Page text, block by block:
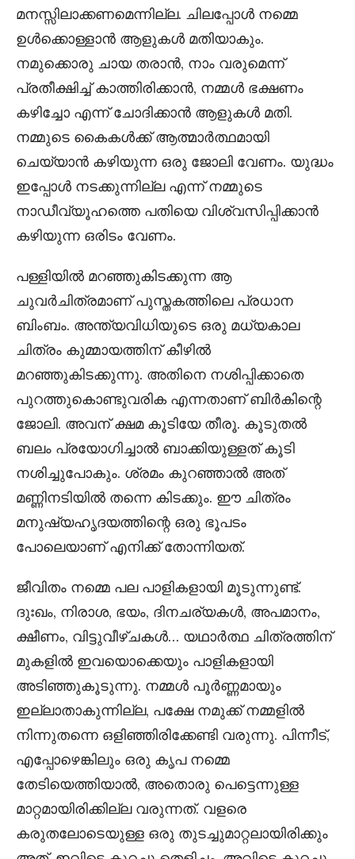
മനസ്സിലാക്കണമെന്നില്ല. ചിലപ്പോൾ നമ്മെ
ഉൾക്കൊള്ളാൻ ആളുകൾ മതിയാകും.
നമുക്കൊരു ചായ തരാൻ, നാം വരുമെന്ന്
പ്രതീക്ഷിച്ച് കാത്തിരിക്കാൻ, നമ്മൾ ഭക്ഷണം
കഴിച്ചോ എന്ന് ചോദിക്കാൻ ആളുകൾ മതി.
നമ്മുടെ കൈകൾക്ക് ആത്മാർത്ഥമായി
ചെയ്യാൻ കഴിയുന്ന ഒരു ജോലി വേണം. യുദ്ധം
ഇപ്പോൾ നടക്കുന്നില്ല എന്ന് നമ്മുടെ
നാഡീവ്യൂഹത്തെ പതിയെ വിശ്വസിപ്പിക്കാൻ
കഴിയുന്ന ഒരിടം വേണം.
പള്ളിയിൽ മറഞ്ഞുകിടക്കുന്ന ആ
ചുവർചിത്രമാണ് പുസ്തകത്തിലെ പ്രധാന
ബിംബം. അന്ത്യവിധിയുടെ ഒരു മധ്യകാല
ചിത്രം കുമ്മായത്തിന് കീഴിൽ
മറഞ്ഞുകിടക്കുന്നു. അതിനെ നശിപ്പിക്കാതെ
പുറത്തുകൊണ്ടുവരിക എന്നതാണ് ബിർകിന്റെ
ജോലി. അവന് ക്ഷമ കൂടിയേ തീരൂ. കൂടുതൽ
ബലം പ്രയോഗിച്ചാൽ ബാക്കിയുള്ളത് കൂടി
നശിച്ചുപോകും. ശ്രമം കുറഞ്ഞാൽ അത്
മണ്ണിനടിയിൽ തന്നെ കിടക്കും. ഈ ചിത്രം
മനുഷ്യഹൃദയത്തിന്റെ ഒരു ഭൂപടം
പോലെയാണ് എനിക്ക് തോന്നിയത്.
ജീവിതം നമ്മെ പല പാളികളായി മൂടുന്നുണ്ട്.
ദുഃഖം, നിരാശ, ഭയം, ദിനചര്യകൾ, അപമാനം,
ക്ഷീണം, വിട്ടുവീഴ്ചകൾ… യഥാർത്ഥ ചിത്രത്തിന്
മുകളിൽ ഇവയൊക്കെയും പാളികളായി
അടിഞ്ഞുകൂടുന്നു. നമ്മൾ പൂർണ്ണമായും
ഇല്ലാതാകുന്നില്ല, പക്ഷേ നമുക്ക് നമ്മളിൽ
നിന്നുതന്നെ ഒളിഞ്ഞിരിക്കേണ്ടി വരുന്നു. പിന്നീട്,
എപ്പോഴെങ്കിലും ഒരു കൃപ നമ്മെ
തേടിയെത്തിയാൽ, അതൊരു പെട്ടെന്നുള്ള
മാറ്റമായിരിക്കില്ല വരുന്നത്. വളരെ
കരുതലോടെയുള്ള ഒരു തുടച്ചുമാറ്റലായിരിക്കും